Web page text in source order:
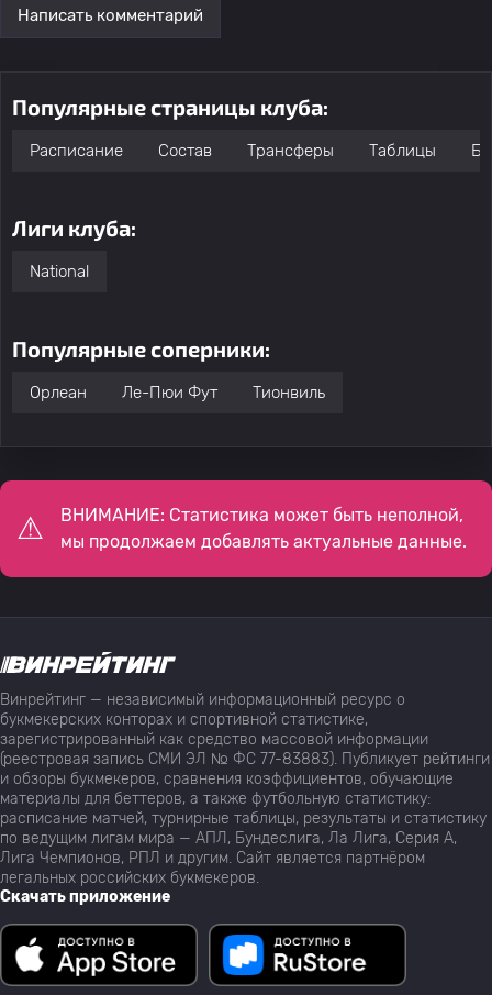
Написать комментарий
Популярные страницы клуба:
Расписание Состав Трансферы Таблицы
Лиги клуба:
National
Популярные соперники:
Орлеан Ле-Пюи Фут Тионвиль
ВНИМАНИЕ: Статистика может быть неполной,
мы продолжаем добавлять актуальные данные.
Винрейтинг — независимый информационный ресурс о
букмекерских конторах и спортивной статистике,
зарегистрированный как средство массовой информации
(реестровая запись СМИ ЭЛ № ФС 77-83883). Публикует рейтинги
и обзоры букмекеров, сравнения коэффициентов, обучающие
материалы для беттеров, а также футбольную статистику:
расписание матчей, турнирные таблицы, результаты и статистику
по ведущим лигам мира — АПЛ, Бундеслига, Ла Лига, Серия А,
Лига Чемпионов, РПЛ и другим. Сайт является партнёром
легальных российских букмекеров.
Скачать приложение